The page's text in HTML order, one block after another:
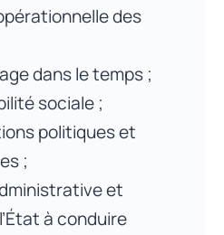
des
dans le temps ;
sociale ;
politiques et
;
et
à conduire